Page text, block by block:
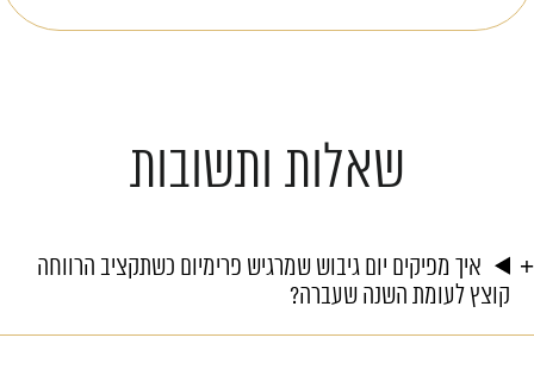
שאלות ותשובות
איך מפיקים יום גיבוש שמרגיש פרימיום כשתקציב הרווחה
קוצץ לעומת השנה שעברה?